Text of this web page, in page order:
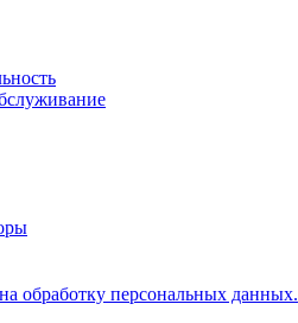
обработку персональных данных.